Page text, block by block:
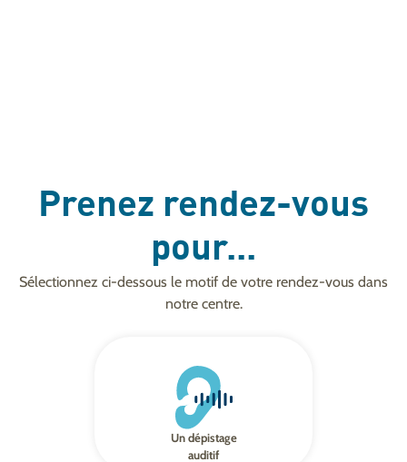
Prenez rendez-vous
pour...
Sélectionnez ci-dessous le motif de votre rendez-vous dans
notre centre.
Un dépistage
auditif